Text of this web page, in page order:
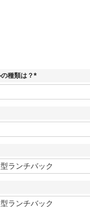
種類は？
(
須